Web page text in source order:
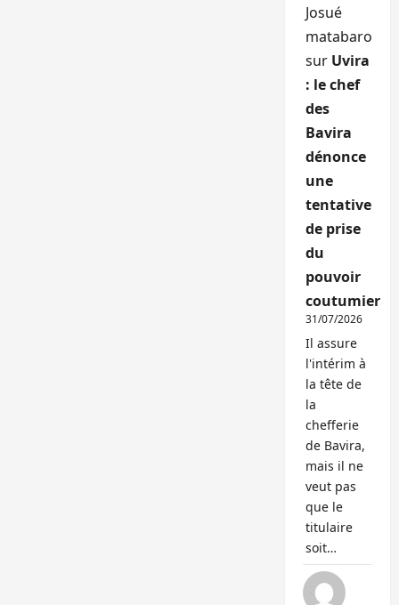
Josué
matabaro
sur Uvira
: le chef
des
Bavira
dénonce
une
tentative
de prise
du
pouvoir
coutumier
31/07/2026
Il assure
l'intérim à
la tête de
la
chefferie
de Bavira,
mais il ne
veut pas
que le
titulaire
soit…